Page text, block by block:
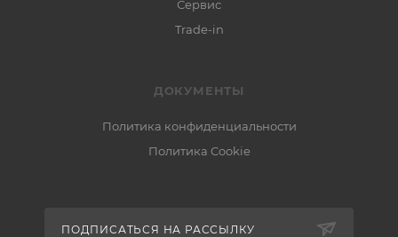
Сервис
Trade-in
ДОКУМЕНТЫ
Политика конфиденциальности
Политика Cookie
ПОДПИСАТЬСЯ НА РАССЫЛКУ